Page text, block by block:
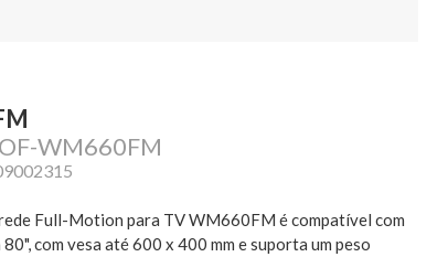
WM660FM
Full-Motion para TV WM660FM é compatível com
com vesa até 600 x 400 mm e suporta um peso